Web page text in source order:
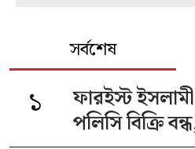
সর্বশেষ
১
ফারইস্ট
পলিসি বিক্রি